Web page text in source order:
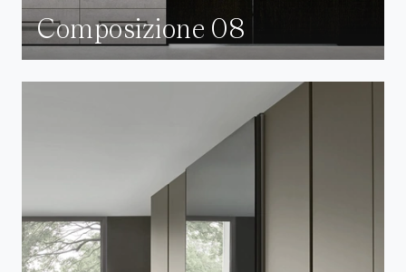
Composizione 08